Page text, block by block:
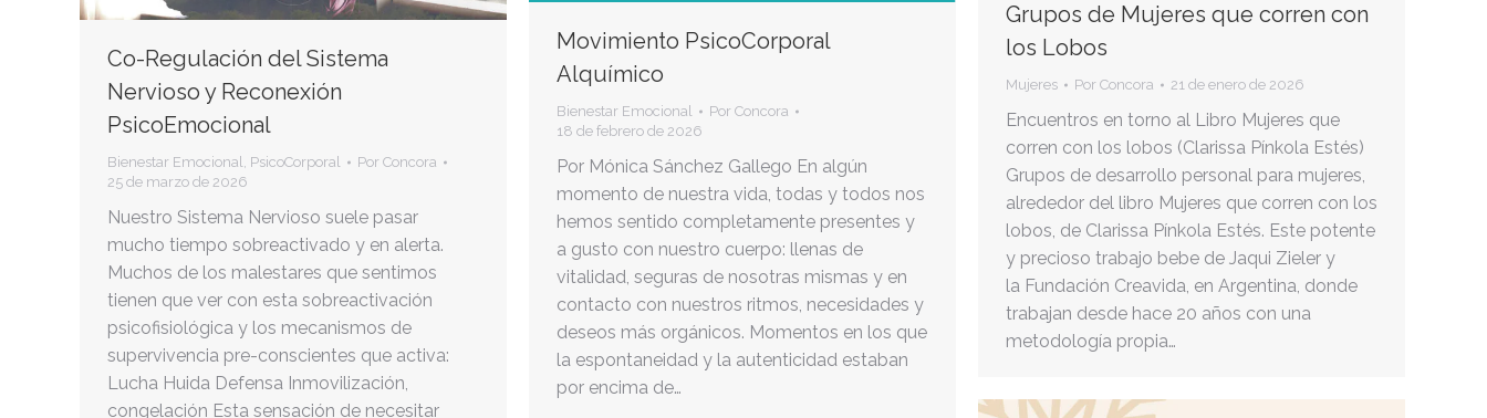
Co-Regulación del Sistema
Nervioso y Reconexión
PsicoEmocional
Bienestar Emocional, PsicoCorporal Por Concora
25 de marzo de 2026
Nuestro Sistema Nervioso suele pasar
mucho tiempo sobreactivado y en alerta.
Muchos de los malestares que sentimos
tienen que ver con esta sobreactivación
psicofisiológica y los mecanismos de
supervivencia pre-conscientes que activa:
Lucha Huida Defensa Inmovilización,
congelación Esta sensación de necesitar
Movimiento PsicoCorporal
Alquímico
Bienestar Emocional Por Concora
18 de febrero de 2026
Por Mónica Sánchez Gallego En algún
momento de nuestra vida, todas y todos nos
hemos sentido completamente presentes y
a gusto con nuestro cuerpo: llenas de
vitalidad, seguras de nosotras mismas y en
contacto con nuestros ritmos, necesidades y
deseos más orgánicos. Momentos en los que
la espontaneidad y la autenticidad estaban
por encima de…
Grupos de Mujeres que corren con
los Lobos
Mujeres Por Concora 21 de enero de 2026
Encuentros en torno al Libro Mujeres que
corren con los lobos (Clarissa Pínkola Estés)
Grupos de desarrollo personal para mujeres,
alrededor del libro Mujeres que corren con los
lobos, de Clarissa Pínkola Estés. Este potente
y precioso trabajo bebe de Jaqui Zieler y
la Fundación Creavida, en Argentina, donde
trabajan desde hace 20 años con una
metodología propia…